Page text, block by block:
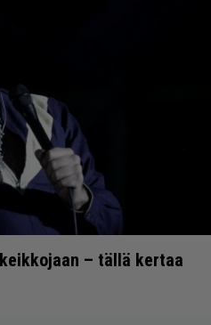
– tällä kertaa